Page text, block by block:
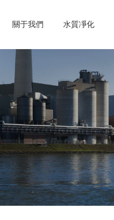
關于我們 水質凈化